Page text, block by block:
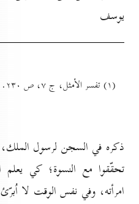
يوسف
(۱) تفسر الأمثل، ج ۷، ص ۲۳٠.
ذكره في السجن لرسول
تحقّقوا مع النسوة؛ كي يعلم
امرأته، وفي نفس الوقت لا